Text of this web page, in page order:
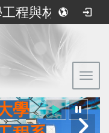
國立高雄科技大學 化學工程與材料工程系
學